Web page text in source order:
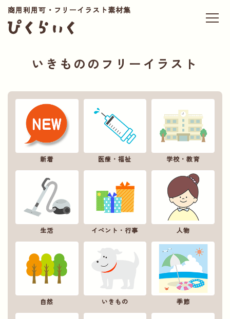
商用利用可・フリーイラスト素材集
いきもののフリーイラスト
新着 医療・福祉 学校・教育
生活 イベント・行事 人物
自然 いきもの 季節